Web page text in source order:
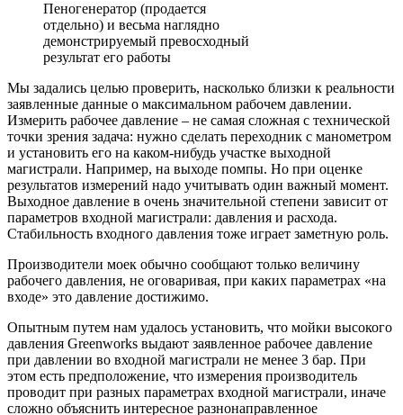
Пеногенератор (продается
отдельно) и весьма наглядно
демонстрируемый превосходный
результат его работы
Мы задались целью проверить, насколько близки к реальности
заявленные данные о максимальном рабочем давлении.
Измерить рабочее давление – не самая сложная с технической
точки зрения задача: нужно сделать переходник с манометром
и установить его на каком-нибудь участке выходной
магистрали. Например, на выходе помпы. Но при оценке
результатов измерений надо учитывать один важный момент.
Выходное давление в очень значительной степени зависит от
параметров входной магистрали: давления и расхода.
Стабильность входного давления тоже играет заметную роль.
Производители моек обычно сообщают только величину
рабочего давления, не оговаривая, при каких параметрах «на
входе» это давление достижимо.
Опытным путем нам удалось установить, что мойки высокого
давления Greenworks выдают заявленное рабочее давление
при давлении во входной магистрали не менее 3 бар. При
этом есть предположение, что измерения производитель
проводит при разных параметрах входной магистрали, иначе
сложно объяснить интересное разнонаправленное